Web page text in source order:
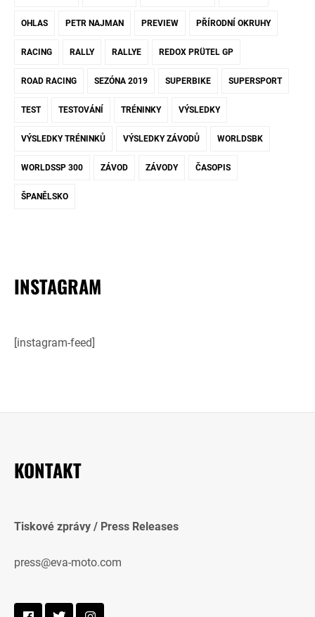
OHLAS PETR NAJMAN PREVIEW PŘÍRODNÍ OKRUHY
RACING RALLY RALLYE REDOX PRÜTEL GP
ROAD RACING SEZÓNA 2019 SUPERBIKE SUPERSPORT
TEST TESTOVÁNÍ TRÉNINKY VÝSLEDKY
VÝSLEDKY TRÉNINKŮ VÝSLEDKY ZÁVODŮ WORLDSBK
WORLDSSP 300 ZÁVOD ZÁVODY ČASOPIS
ŠPANĚLSKO
INSTAGRAM
[instagram-feed]
KONTAKT
Tiskové zprávy / Press Releases
press@eva-moto.com